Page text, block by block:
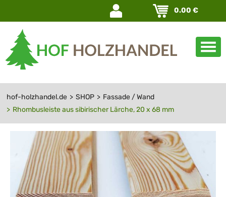
Navigation
überspringen
0.00 €
hof-holzhandel.de SHOP
Fassade / Wand
Rhombusleiste aus sibirischer Lärche, 20 x 68 mm